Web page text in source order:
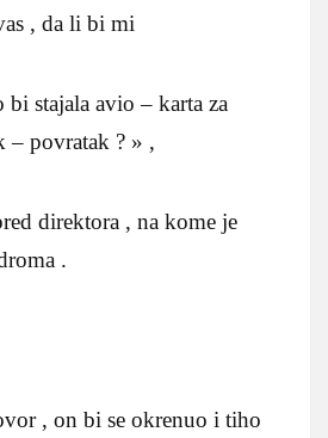
, da li bi mi
stajala avio – karta za
– povratak ? » ,
direktora , na kome je
.
, on bi se okrenuo i tiho